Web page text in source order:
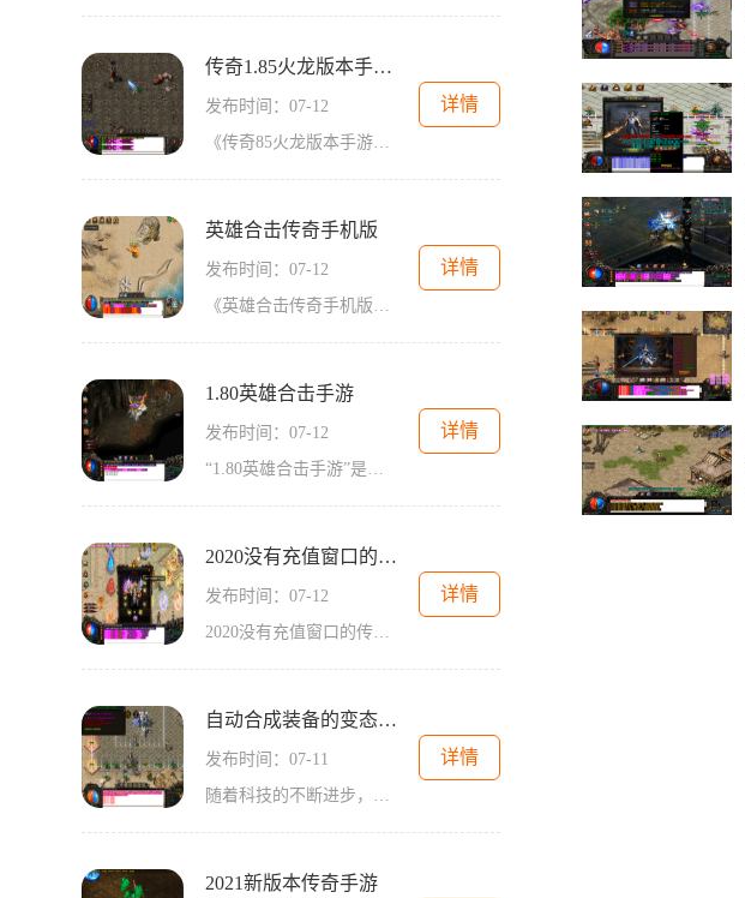
传奇1.85火龙版本手游官网
发布时间：07-12
《传奇85火龙版本手游》是一款备受玩家喜爱的经典传奇游戏移植的手机版本。这款游戏延续了传奇经典的玩法，在保留原版特色的基础上，还进行了一系列的优化和更新，为玩家呈现出
详情
英雄合击传奇手机版
发布时间：07-12
《英雄合击传奇手机版》是一款备受期待的传奇2D游戏，通过手机即可畅享经典的角色扮演体验。该游戏以多人在线为特点，拥有万人在线的大型玩家互动场景，让你与全球玩家一同探索
详情
1.80英雄合击手游
发布时间：07-12
“1.80英雄合击手游”是一款经典的传奇游戏，在2D游戏画面的基础上，提供了丰富的角色扮演体验。这款游戏以万人在线为特点，玩家可以与其他玩家进行互动，一起组队冒险或者参与
详情
2020没有充值窗口的传奇手游
发布时间：07-12
2020没有充值窗口的传奇手游是一款风靡全球的手机游戏。在这款游戏中，玩家可以体验到原汁原味的传奇世界，而最特别的地方在于，游戏没有充值窗口，完全免费畅玩。下面，我将为
详情
自动合成装备的变态传奇手游
发布时间：07-11
随着科技的不断进步，手机游戏逐渐成为人们休闲娱乐的首选。在众多游戏中，一款名为“自动合成装备的变态传奇手游”引起了广大玩家的热烈关注。这款游戏以传奇为主题，采用2
详情
2021新版本传奇手游